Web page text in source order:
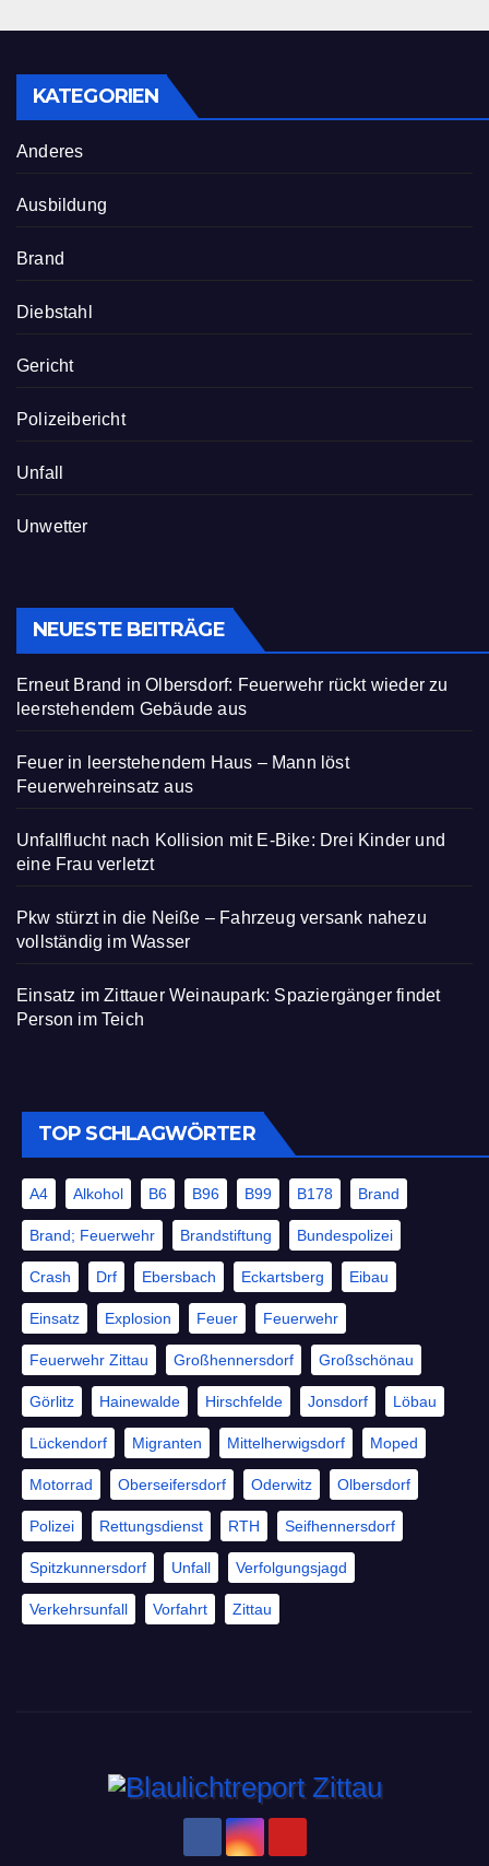
KATEGORIEN
Anderes
Ausbildung
Brand
Diebstahl
Gericht
Polizeibericht
Unfall
Unwetter
NEUESTE BEITRÄGE
Erneut Brand in Olbersdorf: Feuerwehr rückt wieder zu
leerstehendem Gebäude aus
Feuer in leerstehendem Haus – Mann löst
Feuerwehreinsatz aus
Unfallflucht nach Kollision mit E-Bike: Drei Kinder und
eine Frau verletzt
Pkw stürzt in die Neiße – Fahrzeug versank nahezu
vollständig im Wasser
Einsatz im Zittauer Weinaupark: Spaziergänger findet
Person im Teich
TOP SCHLAGWÖRTER
A4 Alkohol B6 B96 B99 B178 Brand
Brand; Feuerwehr Brandstiftung Bundespolizei
Crash Drf Ebersbach Eckartsberg Eibau
Einsatz Explosion Feuer Feuerwehr
Feuerwehr Zittau Großhennersdorf Großschönau
Görlitz Hainewalde Hirschfelde Jonsdorf Löbau
Lückendorf Migranten Mittelherwigsdorf Moped
Motorrad Oberseifersdorf Oderwitz Olbersdorf
Polizei Rettungsdienst RTH Seifhennersdorf
Spitzkunnersdorf Unfall Verfolgungsjagd
Verkehrsunfall Vorfahrt Zittau